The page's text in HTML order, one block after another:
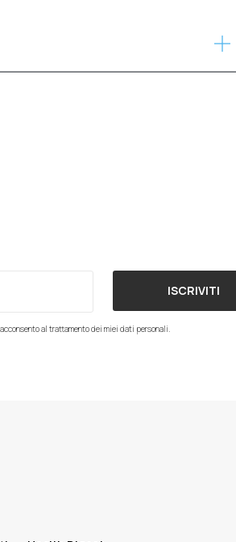
al trattamento dei miei dati personali.
ISCRIVITI